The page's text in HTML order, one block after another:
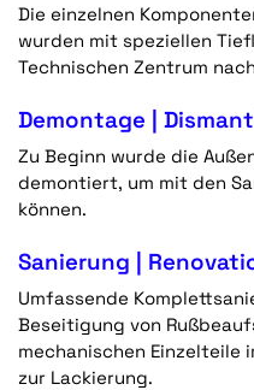
Die einzelnen
wurden mit speziellen
Technischen Zentrum
Demontage |
Zu Beginn wurde die
demontiert, um mit den
können.
Sanierung |
Umfassende
Beseitigung von
mechanischen Einzelteile
zur Lackierung.